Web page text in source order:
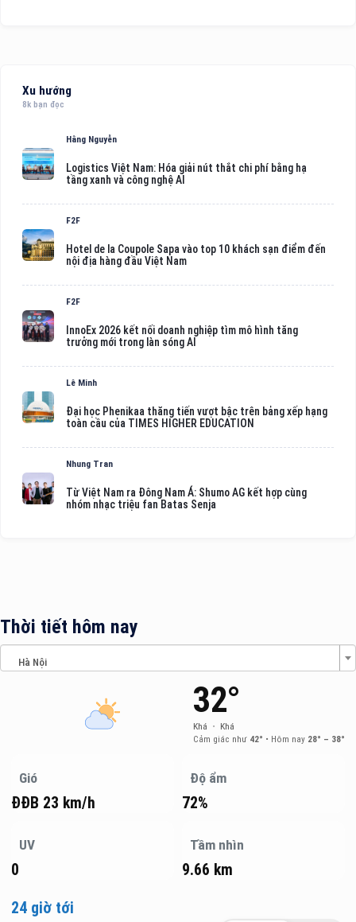
Xu hướng
8k bạn đọc
Hằng Nguyễn
Logistics Việt Nam: Hóa giải nút thắt chi phí bằng hạ
tầng xanh và công nghệ AI
F2F
Hotel de la Coupole Sapa vào top 10 khách sạn điểm đến
nội địa hàng đầu Việt Nam
F2F
InnoEx 2026 kết nối doanh nghiệp tìm mô hình tăng
trưởng mới trong làn sóng AI
Lê Minh
Đại học Phenikaa thăng tiến vượt bậc trên bảng xếp hạng
toàn cầu của TIMES HIGHER EDUCATION
Nhung Tran
Từ Việt Nam ra Đông Nam Á: Shumo AG kết hợp cùng
nhóm nhạc triệu fan Batas Senja
Thời tiết hôm nay
Hà Nội
32°
Khá • Khá
Cảm giác như 42° • Hôm nay 28° – 38°
Gió
ĐĐB 23 km/h
Độ ẩm
72%
UV
0
Tầm nhìn
9.66 km
24 giờ tới